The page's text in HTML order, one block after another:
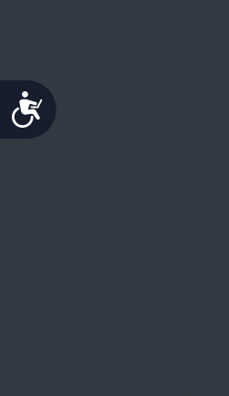
Accessibility